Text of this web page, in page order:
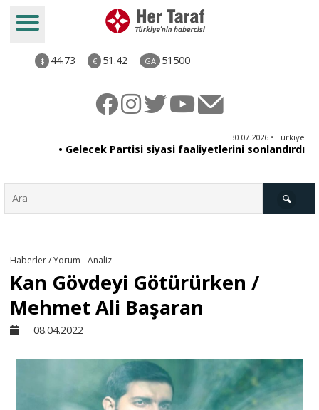
$ 44.73 € 51.42 GA 51500
30.07.2026 • Türkiye
• Gelecek Partisi siyasi faaliyetlerini sonlandırdı
Kültür - Sanat
Haberler / Yorum - Analiz
Kan Gövdeyi Götürürken /
Mehmet Ali Başaran
08.04.2022